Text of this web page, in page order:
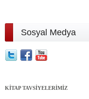
Sosyal Medya
KİTAP TAVSİYELERİMİZ